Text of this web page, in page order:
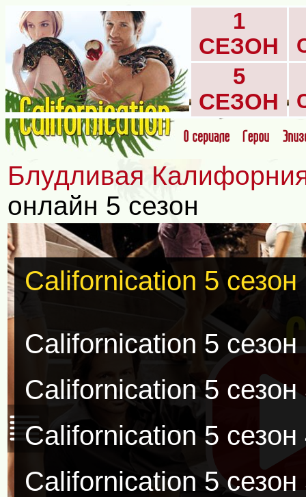
1
СЕЗОН
5
СЕЗОН
Блудливая
онлайн 5 сезон
Californication 5
Californication 5
Californication 5
Californication 5
Californication 5